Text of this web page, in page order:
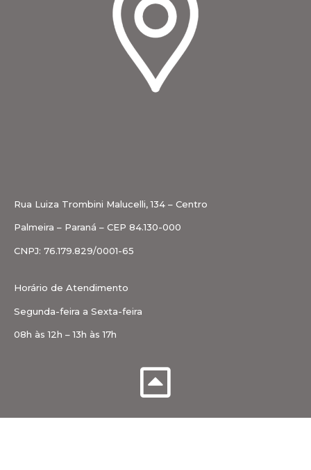
Rua Luiza Trombini Malucelli, 134 – Centro
Palmeira – Paraná – CEP 84.130-000
CNPJ: 76.179.829/0001-65
Horário de Atendimento
Segunda-feira a Sexta-feira
08h às 12h – 13h às 17h